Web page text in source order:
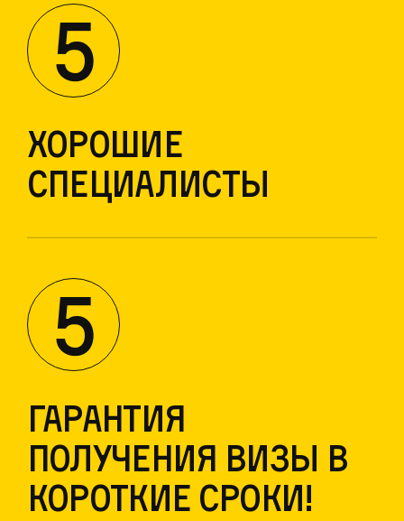
5
Хорошие
специалисты
5
Гарантия
получения визы в
короткие сроки!